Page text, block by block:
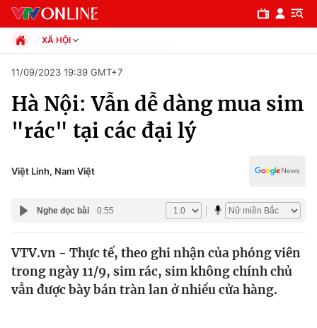
Chuyên mục
Chính trị
Xã hội
Y tế
XÃ HỘI
Xã hội
Pháp luật
Kinh tế
Thể thao
Văn hóa - Giải trí
Đời sống
Giáo dục
11/09/2023 19:39 GMT+7
Hà Nội: Vẫn dễ dàng mua sim
"rác" tại các đại lý
Việt Linh, Nam Việt
Nghe đọc bài 0:55
VTV.vn - Thực tế, theo ghi nhận của phóng viên
trong ngày 11/9, sim rác, sim không chính chủ
vẫn được bày bán tràn lan ở nhiều cửa hàng.